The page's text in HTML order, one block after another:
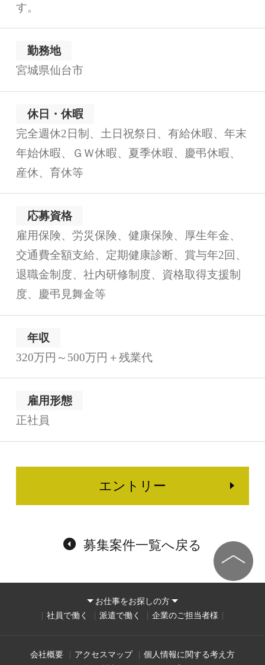
す。
勤務地
宮城県仙台市
休日・休暇
完全週休2日制、土日祝祭日、有給休暇、年末
年始休暇、ＧＷ休暇、夏季休暇、慶弔休暇、
産休、育休等
応募資格
雇用保険、労災保険、健康保険、厚生年金、
交通費全額支給、定期健康診断、賞与年2回、
退職金制度、社内研修制度、資格取得支援制
度、慶弔見舞金等
年収
320万円～500万円＋残業代
雇用形態
正社員
エントリー
募集案件一覧へ戻る
お仕事をお探しの方
社員で働く
派遣で働く 企業のご担当者様
会社概要 アクセスマップ
個人情報に関する考え方